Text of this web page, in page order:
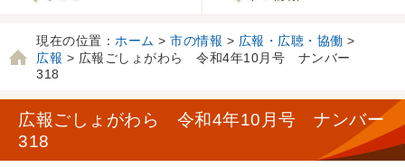
現在の位置： ホーム > 市の情報 > 広報・広聴・協働 >
広報 > 広報ごしょがわら 令和4年10月号 ナンバー
318
広報ごしょがわら 令和4年10月号 ナンバー
318